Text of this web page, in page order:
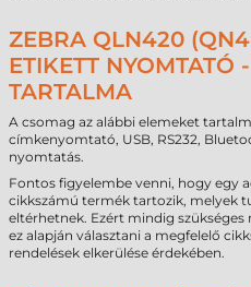
ZEBRA QLN420
ETIKETT NYOMTATÓ
TARTALMA
A csomag az alábbi elemeket
címkenyomtató, USB, RS232,
nyomtatás.
Fontos figyelembe venni, hogy egy
cikkszámú termék tartozik, melyek
eltérhetnek. Ezért mindig
ez alapján választani a megfelelő
rendelések elkerülése érdekében.